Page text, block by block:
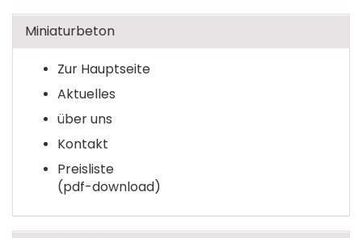
Miniaturbeton
Zur Hauptseite
Aktuelles
über uns
Kontakt
Preisliste
(pdf-download)